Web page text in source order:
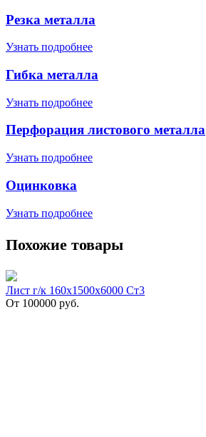
Резка металла
Узнать подробнее
Гибка металла
Узнать подробнее
Перфорация листового металла
Узнать подробнее
Оцинковка
Узнать подробнее
Похожие товары
Лист г/к 160х1500х6000 Ст3
От 100000 руб.